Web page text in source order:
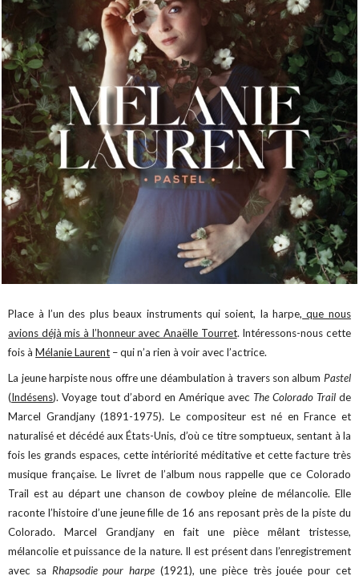
Place à l’un des plus beaux instruments qui soient, la harpe, que nous
avions déjà mis à l’honneur avec Anaëlle Tourret. Intéressons-nous cette
fois àMélanie Laurent – qui n’a rien à voir avec l’actrice.
La jeune harpiste nous offre une déambulation à travers son album Pastel
(Indésens). Voyage tout d’abord en Amérique avec The Colorado Trailde
Marcel Grandjany (1891-1975). Le compositeur est né en France et
naturalisé et décédé aux États-Unis, d’où ce titre somptueux, sentant à la
fois les grands espaces, cette intériorité méditative et cette facture très
musique française. Le livret de l’album nous rappelle que ce Colorado
Trail est au départ une chanson de cowboy pleine de mélancolie. Elle
raconte l’histoire d’une jeune fille de 16 ans reposant près de la piste du
Colorado. Marcel Grandjany en fait une pièce mêlant tristesse,
mélancolie et puissance de la nature. Il est présent dans l’enregistrement
avec sa Rhapsodie pour harpe(1921), une pièce très jouée pour cet